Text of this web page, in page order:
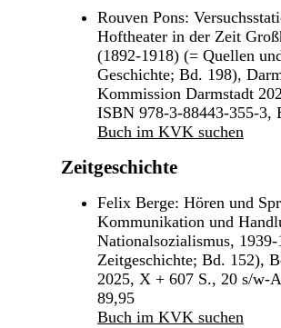
Rouven Pons:
Hoftheater in der Zeit
(1892-1918) (= Quellen
Geschichte; Bd. 198),
Kommission Darmstadt
ISBN 978-3-88443-355-3,
Buch im KVK suchen
Zeitgeschichte
Felix Berge: Hören und
Kommunikation und
Nationalsozialismus,
Zeitgeschichte; Bd. 152),
2025, X + 607 S., 20 s/w-
89,95
Buch im KVK suchen